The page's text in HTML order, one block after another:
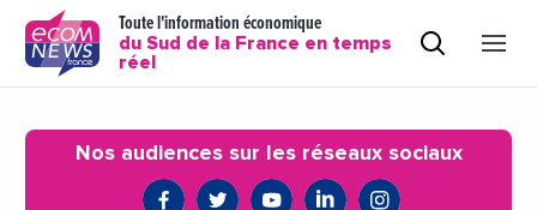
Toute l'information économique
du Sud de la France en temps
réel
Nos audiences sur les réseaux sociaux